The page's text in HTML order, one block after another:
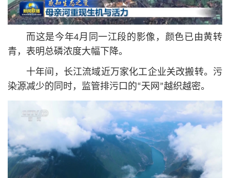
而这是今年4月同一江段的影像，颜色已由黄转
青，表明总磷浓度大幅下降。
十年间，长江流域近万家化工企业关改搬转。污
染源减少的同时，监管排污口的“天网”越织越密。